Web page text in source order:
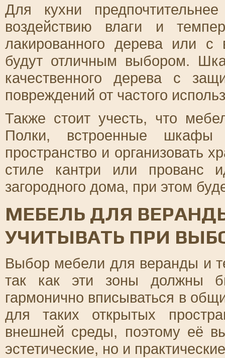
Для кухни
воздействию влаги и
лакированного дерева или с
будут отличным выбором.
качественного дерева с
повреждений от частого
Также стоит учесть, что
Полки, встроенные шкафы
пространство и организовать
стиле кантри или прованс
загородного дома, при этом
МЕБЕЛЬ ДЛЯ
УЧИТЫВАТЬ ПРИ
Выбор мебели для веранды и
так как эти зоны должны
гармонично вписываться в
для таких открытых
внешней среды, поэтому её
эстетические, но и